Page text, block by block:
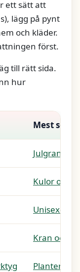
ett sätt att
lägg på pynt
och kläder.
först.
till rätt sida.
hur
Mest sökt
Kulor och
Unisex-
Kran och